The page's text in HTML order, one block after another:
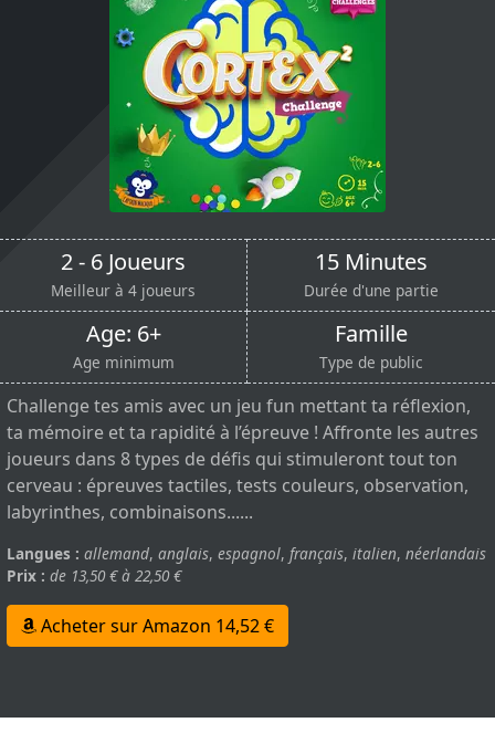
2 - 6 Joueurs
Meilleur à 4 joueurs
15 Minutes
Durée d'une partie
Age: 6+
Age minimum
Famille
Type de public
Challenge tes amis avec un jeu fun mettant ta réflexion,
ta mémoire et ta rapidité à l’épreuve ! Affronte les autres
joueurs dans 8 types de défis qui stimuleront tout ton
cerveau : épreuves tactiles, tests couleurs, observation,
labyrinthes, combinaisons......
Langues : allemand, anglais, espagnol, français, italien, néerlandais
Prix : de 13,50 € à 22,50 €
Acheter sur Amazon 14,52 €